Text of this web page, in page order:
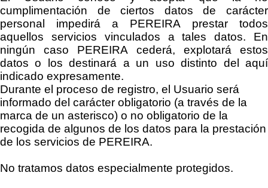
cumplimentación de ciertos datos de carácter
personal impedirá a PEREIRA prestar todos
aquellos servicios vinculados a tales datos. En
ningún caso PEREIRA cederá, explotará estos
datos o los destinará a un uso distinto del aquí
indicado expresamente.
Durante el proceso de registro, el Usuario será
informado del carácter obligatorio (a través de la
marca de un asterisco) o no obligatorio de la
recogida de algunos de los datos para la prestación
de los servicios de PEREIRA.
No tratamos datos especialmente protegidos.